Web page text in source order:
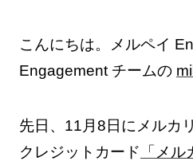
こんにちは。メルペイ
Engagement チームの
先日、11月8日にメルカ
クレジットカード 「メ